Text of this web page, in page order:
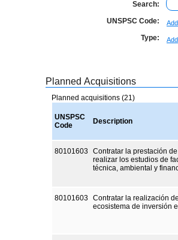
Search:
UNSPSC Code:
Type: Add
Planned Acquisitions
Planned acquisitions (21)
UNSPSC
Code
Description
80101603
Contratar la prestación
realizar los estudios de
técnica, ambiental y
80101603 Contratar la realización
ecosistema de inversión